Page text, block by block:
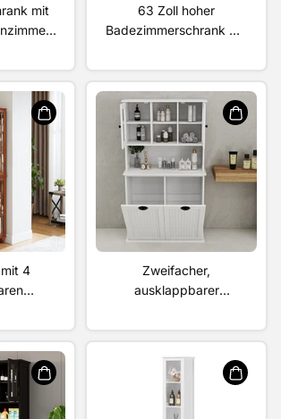
mit
63 Zoll hoher
Badezimmerschrank mit
zwei Schubladen und
verstellbaren
Einlegeböden, MDF-
Platte, weiß lackiert -
Perfekt zur Präsentation
Ihrer Lieblingsstücke
4
und
nicht
Zweifacher,
ausklappbarer
Badezimmerschrank mit
Einlegeböden – Weiß